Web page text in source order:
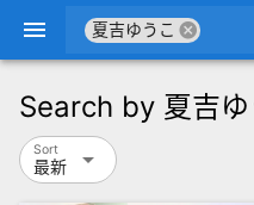
menu 夏吉ゆうこ cancel
Search by 夏吉ゆ
最新
Sort arrow_drop_down